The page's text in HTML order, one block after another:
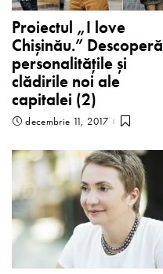
Proiectul „I love
Chișinău.” Descoperă
personalitățile și
clădirile noi ale
capitalei (2)
decembrie 11, 2017